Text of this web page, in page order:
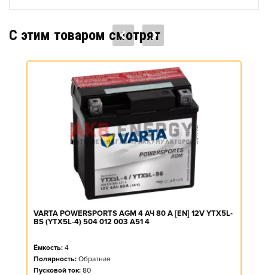
C этим товаром смотрят
VARTA POWERSPORTS AGM 4 АЧ 80 A [EN] 12V YTX5L-
BS (YTX5L-4) 504 012 003 A51 4
Ёмкость: 4
Полярность: Обратная
Пусковой ток: 80